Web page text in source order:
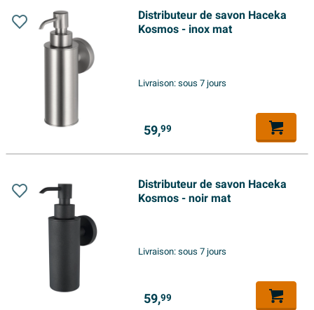
Distributeur de savon Haceka
Kosmos - inox mat
Livraison:sous 7 jours
59,99
Distributeur de savon Haceka
Kosmos - noir mat
Livraison:sous 7 jours
59,99